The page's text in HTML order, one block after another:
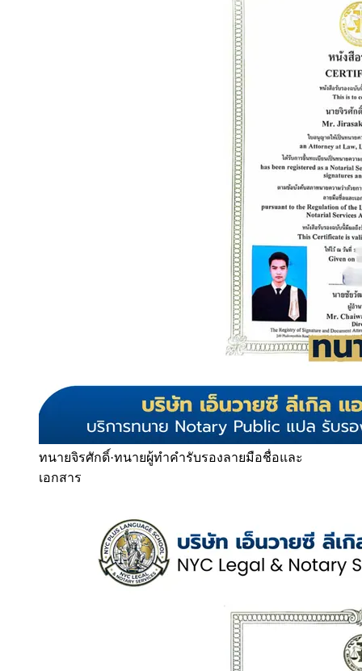
ทนายจิรศักดิ์·ทนายผู้ทำคำรับรองลายมือชื่อและ
เอกสาร